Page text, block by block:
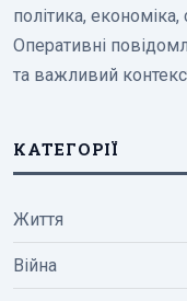
політика, економіка,
Оперативні
та важливий
КАТЕГОРІЇ
Життя
Війна